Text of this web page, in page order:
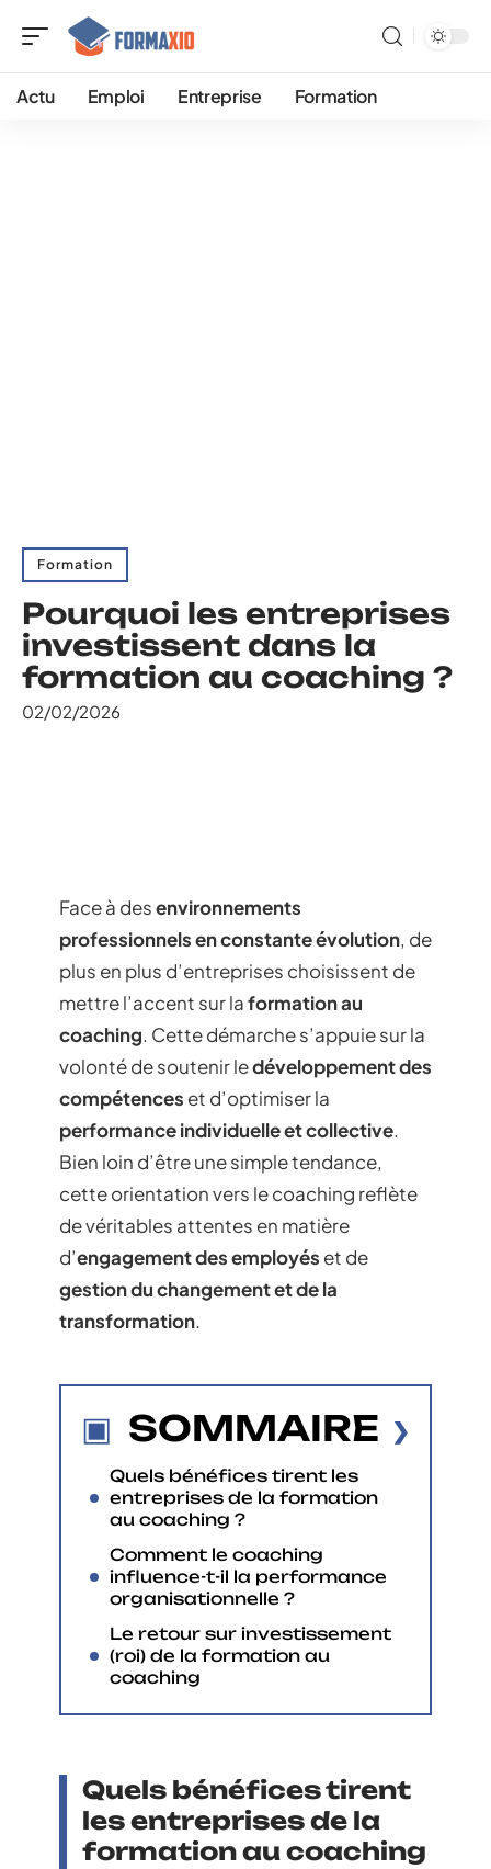
Actu Emploi Entreprise Formation
Formation
Pourquoi les entreprises
investissent dans la
formation au coaching ?
02/02/2026
Face à desenvironnements
professionnels en constante évolution, de
plus en plus d’entreprises choisissent de
mettre l’accent sur laformation au
coaching. Cette démarche s’appuie sur la
volonté de soutenir ledéveloppement des
compétences et d’optimiser la
performance individuelle et collective.
Bien loin d’être une simple tendance,
cette orientation vers le coaching reflète
de véritables attentes en matière
d’engagement des employés et de
gestion du changement et de la
transformation.
SOMMAIRE
Quels bénéfices tirent les
entreprises de la formation
au coaching ?
Comment le coaching
influence-t-il la performance
organisationnelle ?
Le retour sur investissement
(roi) de la formation au
coaching
Quels bénéfices tirent
les entreprises de la
formation au coaching